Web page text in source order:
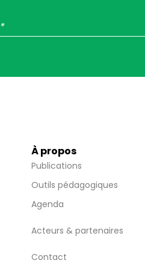
À propos
Publications
Outils pédagogiques
Agenda
Acteurs & partenaires
Contact